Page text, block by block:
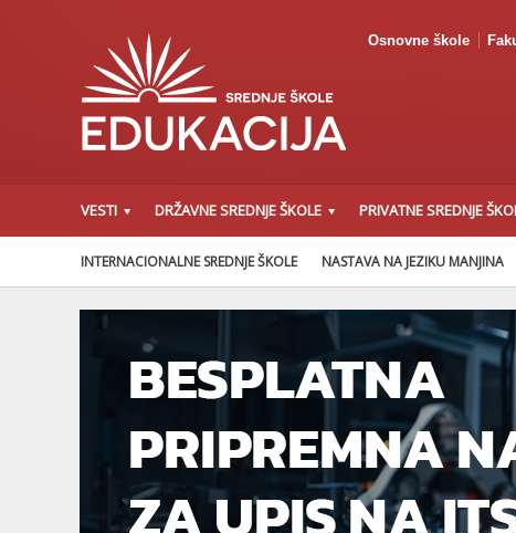
Osnovne škole
VESTI DRŽAVNE SREDNJE ŠKOLE PRIVATNE SREDNJE
INTERNACIONALNE SREDNJE ŠKOLE NASTAVA NA JEZIKU MANJINA